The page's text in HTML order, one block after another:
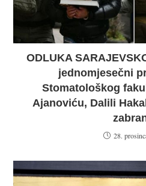
ODLUKA
jednomjesečni
Stomatološkog
Ajanoviću, Dalili
28.